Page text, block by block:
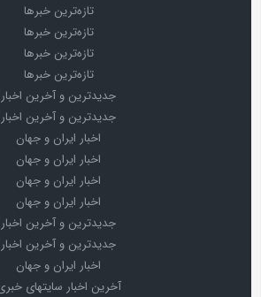
تازه‌ترین خبرها
تازه‌ترین خبرها
تازه‌ترین خبرها
تازه‌ترین خبرها
جدیدترین و آخرین اخبار
جدیدترین و آخرین اخبار
اخبار ایران و جهان
اخبار ایران و جهان
اخبار ایران و جهان
اخبار ایران و جهان
جدیدترین و آخرین اخبار
جدیدترین و آخرین اخبار
اخبار ایران و جهان
آخرین اخبار سایتهای خبری